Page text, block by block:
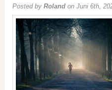
Posted by Roland on Juni 6th,